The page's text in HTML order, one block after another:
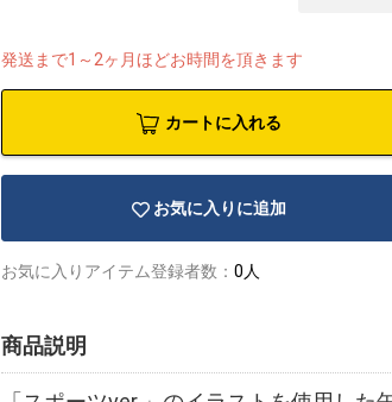
発送まで1～2ヶ月ほどお時間を頂きます
カートに入れる
お気に入りに追加
お気に入りアイテム登録者数： 0人
商品説明